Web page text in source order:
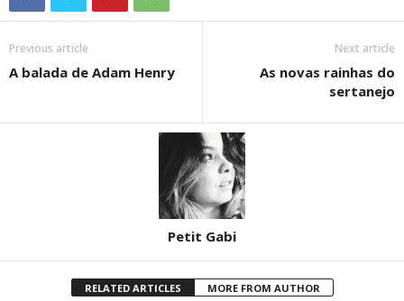
Previous article
A balada de Adam Henry
Next article
As novas rainhas do
sertanejo
Petit Gabi
RELATED ARTICLES MORE FROM AUTHOR